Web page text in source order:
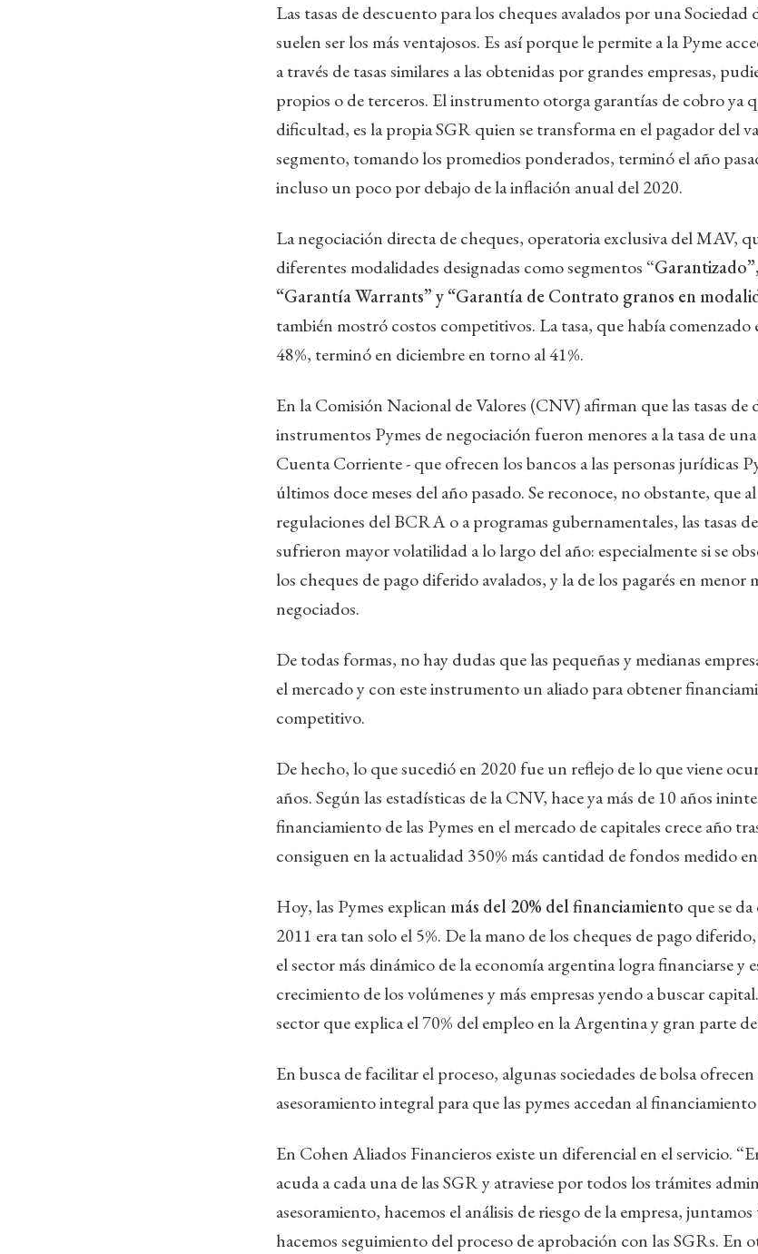
Las tasas de descuento para los cheques avalados por una
suelen ser los más ventajosos. Es así porque le permite a la Pyme
a través de tasas similares a las obtenidas por grandes empresas,
propios o de terceros. El instrumento otorga garantías de cobro ya
dificultad, es la propia SGR quien se transforma en el pagador del
segmento, tomando los promedios ponderados, terminó el año
incluso un poco por debajo de la inflación anual del 2020.
La negociación directa de cheques, operatoria exclusiva del MAV,
diferentes modalidades designadas como segmentos “
“Garantía Warrants” y “Garantía de Contrato granos en
también mostró costos competitivos. La tasa, que había comenzado
48%, terminó en diciembre en torno al 41%.
En la Comisión Nacional de Valores (CNV) afirman que las tasas de
instrumentos Pymes de negociación fueron menores a la tasa de
Cuenta Corriente - que ofrecen los bancos a las personas jurídicas
últimos doce meses del año pasado. Se reconoce, no obstante, que
regulaciones del BCRA o a programas gubernamentales, las tasas
sufrieron mayor volatilidad a lo largo del año: especialmente si se
los cheques de pago diferido avalados, y la de los pagarés en menor
negociados.
De todas formas, no hay dudas que las pequeñas y medianas
el mercado y con este instrumento un aliado para obtener
competitivo.
De hecho, lo que sucedió en 2020 fue un reflejo de lo que viene
años. Según las estadísticas de la CNV, hace ya más de 10 años
financiamiento de las Pymes en el mercado de capitales crece año
consiguen en la actualidad 350% más cantidad de fondos medido
Hoy, las Pymes explican más del 20% del financiamiento que se
2011 era tan solo el 5%. De la mano de los cheques de pago
el sector más dinámico de la economía argentina logra financiarse y
crecimiento de los volúmenes y más empresas yendo a buscar
sector que explica el 70% del empleo en la Argentina y gran parte
En busca de facilitar el proceso, algunas sociedades de bolsa
asesoramiento integral para que las pymes accedan al
En Cohen Aliados Financieros existe un diferencial en el servicio.
acuda a cada una de las SGR y atraviese por todos los trámites
asesoramiento, hacemos el análisis de riesgo de la empresa,
hacemos seguimiento del proceso de aprobación con las SGRs. En